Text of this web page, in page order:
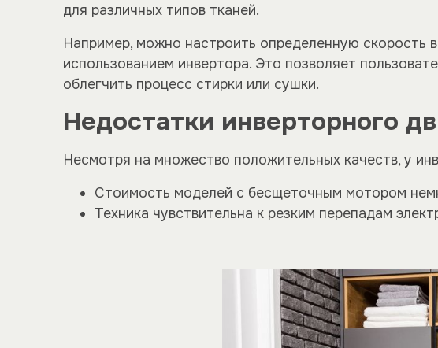
для различных типов тканей.
Например, можно настроить определенную скорость
использованием инвертора. Это позволяет
облегчить процесс стирки или сушки.
Недостатки инверторного
Несмотря на множество положительных качеств, у
Стоимость моделей с бесщеточным мотором
Техника чувствительна к резким перепадам